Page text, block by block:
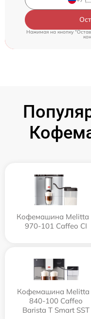
Нажимая на кнопку
Кофемашина Melitta
970-101 Caffeo CI
Кофемашина Melitta
840-100 Caffeo
Barista T Smart SST